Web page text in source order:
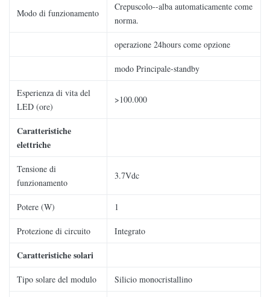
Modo di funzionamento
Crepuscolo--alba automaticamente come
norma.
operazione 24hours come opzione
modo Principale-standby
Esperienza di vita del
LED (ore)
>100.000
Caratteristiche
elettriche
Tensione di
funzionamento
3.7Vdc
Potere (W) 1
Protezione di circuito Integrato
Caratteristiche solari
Tipo solare del modulo Silicio monocristallino